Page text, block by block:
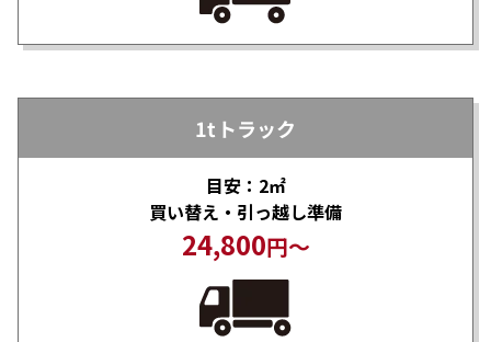
1tトラック
目安：2㎡
買い替え・引っ越し準備
24,800円～